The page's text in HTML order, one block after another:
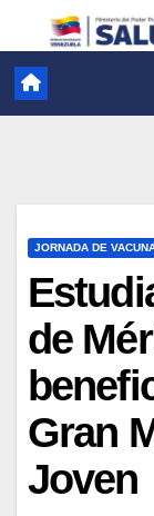
JORNADA DE
de
Gran
Joven